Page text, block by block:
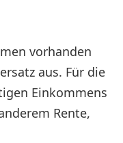
vorhanden
aus. Für die
Einkommens
Rente,